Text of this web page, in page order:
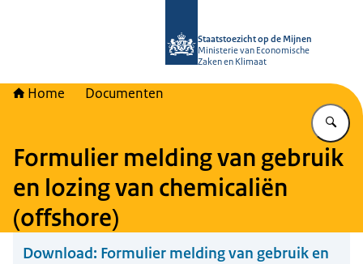
Staatstoezicht op de Mijnen
Ministerie van Economische
Zaken en Klimaat
Home Documenten
Formulier melding van gebruik
en lozing van chemicaliën
(offshore)
Download: Formulier melding van gebruik en